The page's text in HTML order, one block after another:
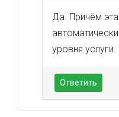
Да. Причём
уровня услуги.
Ответить